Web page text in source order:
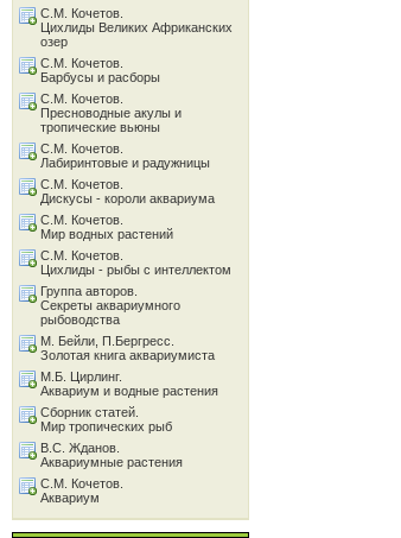
С.М. Кочетов.
Цихлиды Великих Африканских
озер
С.М. Кочетов.
Барбусы и расборы
С.М. Кочетов.
Пресноводные акулы и
тропические вьюны
С.М. Кочетов.
Лабиринтовые и радужницы
С.М. Кочетов.
Дискусы - короли аквариума
С.М. Кочетов.
Мир водных растений
С.М. Кочетов.
Цихлиды - рыбы с интеллектом
Группа авторов.
Секреты аквариумного
рыбоводства
М. Бейли, П.Бергресс.
Золотая книга аквариумиста
М.Б. Цирлинг.
Аквариум и водные растения
Сборник статей.
Мир тропических рыб
В.С. Жданов.
Аквариумные растения
С.М. Кочетов.
Аквариум